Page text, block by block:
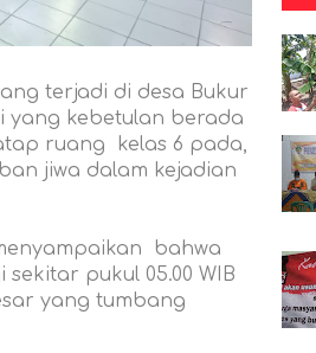
terjadi di desa Bukur
yang kebetulan berada
ruang kelas 6 pada,
jiwa dalam kejadian
bahwa
pukul 05.00 WIB
yang tumbang